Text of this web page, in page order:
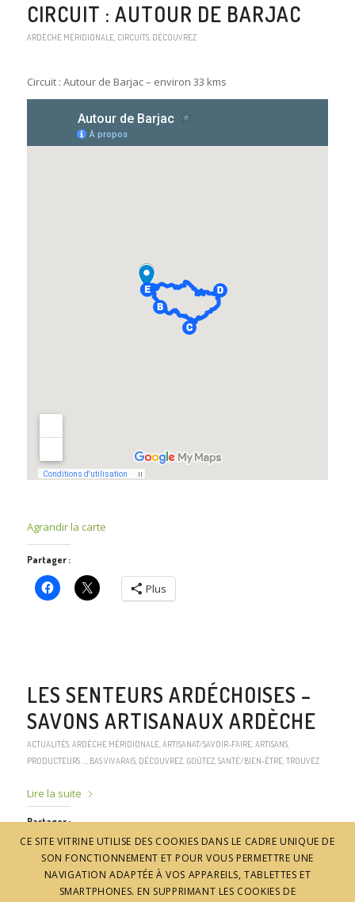
CIRCUIT : AUTOUR DE BARJAC
ARDÈCHE MÉRIDIONALE, CIRCUITS, DÉCOUVREZ
Circuit : Autour de Barjac – environ 33 kms
Agrandir la carte
Partager :
Plus
LES SENTEURS ARDÉCHOISES –
SAVONS ARTISANAUX ARDÈCHE
ACTUALITÉS, ARDÈCHE MÉRIDIONALE, ARTISANAT/SAVOIR-FAIRE, ARTISANS,
PRODUCTEURS …
BAS VIVARAIS, DÉCOUVREZ, GOÛTEZ, SANTÉ/BIEN-ÊTRE, TROUVEZ
Lire la suite
Partager :
CE SITE VITRINE UTILISE DES COOKIES DANS LE CADRE UNIQUE DE
SON FONCTIONNEMENT ET POUR VOUS PERMETTRE UNE
NAVIGATION ADAPTÉE À VOS APPAREILS, TABLETTES ET
SMARTPHONES. EN SUPPRIMANT LES COOKIES DE